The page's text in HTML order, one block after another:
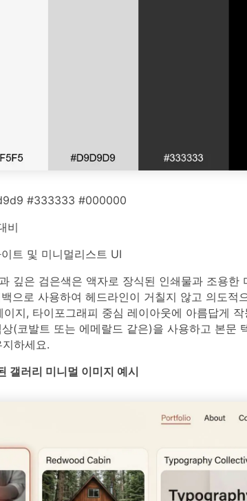
#333333 #000000
비
트 및 미니멀리스트 UI
깊은 검은색은 액자로 장식된 인쇄물과 조용한
으로 사용하여 헤드라인이 거칠지 않고 의도적
지, 타이포그래피 중심 레이아웃에 아름답게
(코발트 또는 에메랄드 같은)을 사용하고 본문
하세요.
갤러리 미니멀 이미지 예시